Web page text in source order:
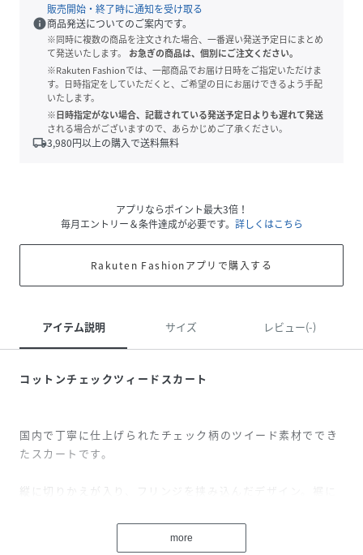
販売開始・終了時に通知を受け取る
info商品発送についてのご案内です。
※同時に複数の商品を注文された場合、一番遅い発送予定日にまとめ
て発送いたします。
お急ぎの商品は、個別にご注文ください。
※Rakuten Fashionでは、一部商品でお届け日時をご指定いただけま
す。日時指定をしていただくと、ご希望の日にお届けできるよう手配
いたします。
※日時指定がない場合、記載されている発送予定日よりも遅れて発送
される場合がございますので、あらかじめご了承ください。
local_shipping3,980円以上の購入で送料無料
アプリならポイント最大3倍！
毎月エントリー＆条件達成が必要です。 詳しくはこちら
Rakuten Fashionアプリで購入する
アイテム説明 サイズ レビュー(-)
コットンチェックツィードスカート
国内で丁寧に仕上げられたチェック柄のツイード素材ででき
たスカートです。
縦に切りかえが入り、フリンジを挟み込んだデザイン。裾に
同素材のジレ(品番：531-5150201)、ジャケット(品番：
more